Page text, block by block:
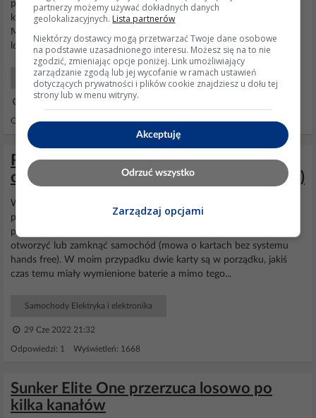
problem także nie ma żadnego routera LTE jedynie dwa telefony
które były już wcześniej tylko łączyły się w roamingu z ORANGE/T-
Mobile która jest niedaleko. Pisząc wcześniej "i to nie tylko w mojej
lokalizacji. " miałem na myśli...
Instalacje antenowe DVB-T
10 Kwi 2022 22:52
Odpowiedzi: 6 Wyświetleń: 978
Renault Laguna II 2002 - Słaby zasięg
centralnego zamka (otwierania/zamykania)
Witam wszystkich, chciałem opisać znany problem, który czasem
przytrafia się właścicielom Laguny II (zarówno przed- jak i
poliftowej). Chodzi o słaby zasięg działania karty, kiedy chcemy
otworzyć lub zamknąć samochód (mowa o kartach bez systemu
hands free). W moim przypadku dwie karty są w porządku, jakiś
czas temu miały wymienione baterie a mimo tego...
Samochody Elektryka i elektronika
29 Cze 2022 21:32
Odpowiedzi: 1 Wyświetleń: 1668
Sunker Elite One przerzuca losowo po
kilka kanałów
partnerzy możemy używać dokładnych danych
geolokalizacyjnych. Lista partnerów
Niektórzy dostawcy mogą przetwarzać Twoje dane osobowe
na podstawie uzasadnionego interesu. Możesz się na to nie
zgodzić, zmieniając opcje poniżej. Link umożliwiający
zarządzanie zgodą lub jej wycofanie w ramach ustawień
dotyczących prywatności i plików cookie znajdziesz u dołu tej
strony lub w menu witryny.
Akceptuję
Odrzuć wszystko
Zarządzaj opcjami